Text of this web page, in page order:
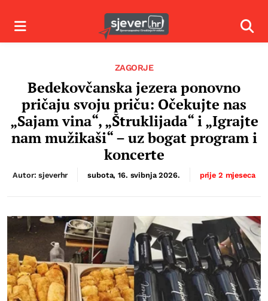
Izbornik
ZAGORJE
Bedekovčanska jezera ponovno
pričaju svoju priču: Očekujte nas
„Sajam vina“, „Štruklijada“ i „Igrajte
nam mužikaši“ – uz bogat program i
koncerte
Autor: sjeverhr subota, 16. svibnja 2026. prije 2 mjeseca